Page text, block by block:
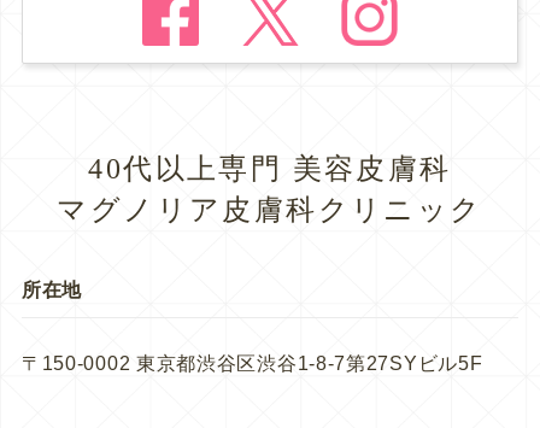
40代以上専門 美容皮膚科
マグノリア皮膚科クリニック
所在地
〒150-0002 東京都渋谷区渋谷1-8-7第27SYビル5F